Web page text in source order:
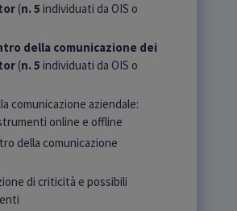
(n. 5 individuati da OIS o
della comunicazione dei
(n. 5 individuati da OIS o
comunicazione aziendale:
online e offline
della comunicazione
di criticità e possibili